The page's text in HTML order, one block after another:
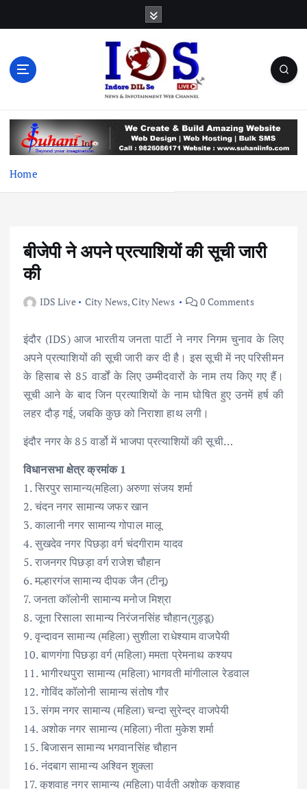
t
Home
बीजेपी ने अपने प्रत्याशियों की सूची जारी
की
IDS Live City News,City News 0 Comments
इंदौर (IDS) आज भारतीय जनता पार्टी ने नगर निगम चुनाव के लिए
अपने प्रत्याशियों की सूची जारी कर दी है। इस सूची में नए परिसीमन
के हिसाब से 85 वार्डों के लिए उम्मीदवारों के नाम तय किए गए हैं।
सूची आने के बाद जिन प्रत्याशियों के नाम घोषित हुए उनमें हर्ष की
लहर दौड़ गई, जबकि कुछ को निराशा हाथ लगी।
इंदौर नगर के 85 वार्डो में भाजपा प्रत्याशियों की सूची…
विधानसभा क्षेत्र क्रमांक 1
1. सिरपुर सामान्य(महिला) अरुणा संजय शर्मा
2. चंदन नगर सामान्य जफर खान
3. कालानी नगर सामान्य गोपाल मालू
4. सुखदेव नगर पिछड़ा वर्ग चंदगीराम यादव
5. राजनगर पिछड़ा वर्ग राजेश चौहान
6. मल्हारगंज सामान्य दीपक जैन (टीनू)
7. जनता कॉलोनी सामान्य मनोज मिश्रा
8. जूना रिसाला सामान्य निरंजनसिंह चौहान(गुड्डू)
9. वृन्दावन सामान्य (महिला) सुशीला राधेश्याम वाजपेेयी
10. बाणगंगा पिछड़ा वर्ग (महिला) ममता प्रेमनाथ कश्यप
11. भागीरथपुरा सामान्य (महिला) भागवती मांगीलाल रेडवाल
12. गोविंद कॉलोनी सामान्य संतोष गौर
13. संगम नगर सामान्य (महिला) चन्दा सुरेन्द्र वाजपेयी
14. अशोक नगर सामान्य (महिला) नीता मुकेश शर्मा
15. बिजासन सामान्य भगवानसिंह चौहान
16. नंदबाग सामान्य अश्विन शुक्ला
17. कुशवाह नगर सामान्य (महिला) पार्वती अशोक कुशवाह